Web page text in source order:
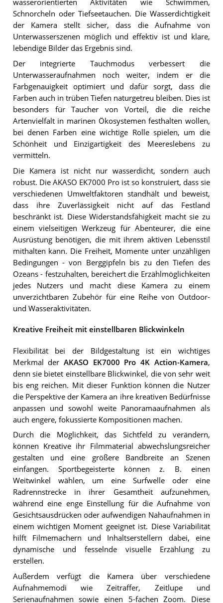
wasserorientierten Aktivitäten wie Schwimmen,
Schnorcheln oder Tiefseetauchen. Die Wasserdichtigkeit
der Kamera stellt sicher, dass die Aufnahme von
Unterwasserszenen möglich und effektiv ist und klare,
lebendige Bilder das Ergebnis sind.
Der integrierte Tauchmodus verbessert die
Unterwasseraufnahmen noch weiter, indem er die
Farbgenauigkeit optimiert und dafür sorgt, dass die
Farben auch in trüben Tiefen naturgetreu bleiben. Dies ist
besonders für Taucher von Vorteil, die die reiche
Artenvielfalt in marinen Ökosystemen festhalten wollen,
bei denen Farben eine wichtige Rolle spielen, um die
Schönheit und Einzigartigkeit des Meereslebens zu
vermitteln.
Die Kamera ist nicht nur wasserdicht, sondern auch
robust. Die AKASO EK7000 Pro ist so konstruiert, dass sie
verschiedenen Umweltfaktoren standhält und beweist,
dass ihre Zuverlässigkeit nicht auf das Festland
beschränkt ist. Diese Widerstandsfähigkeit macht sie zu
einem vielseitigen Werkzeug für Abenteurer, die eine
Ausrüstung benötigen, die mit ihrem aktiven Lebensstil
mithalten kann. Die Freiheit, Momente unter unzähligen
Bedingungen - von Berggipfeln bis zu den Tiefen des
Ozeans - festzuhalten, bereichert die Erzählmöglichkeiten
jedes Nutzers und macht diese Kamera zu einem
unverzichtbaren Zubehör für eine Reihe von Outdoor-
und Wasseraktivitäten.
Kreative Freiheit mit einstellbaren Blickwinkeln
Flexibilität bei der Bildgestaltung ist ein wichtiges
Merkmal derAKASO EK7000 Pro 4K Action-Kamera,
denn sie bietet einstellbare Blickwinkel, die von sehr weit
bis eng reichen. Mit dieser Funktion können die Nutzer
die Perspektive der Kamera an ihre kreativen Bedürfnisse
anpassen und sowohl weite Panoramaaufnahmen als
auch engere, fokussierte Kompositionen machen.
Durch die Möglichkeit, das Sichtfeld zu verändern,
können Kreative ihr Filmmaterial abwechslungsreicher
gestalten und eine größere Bandbreite an Szenen
einfangen. Sportbegeisterte können z. B. einen
Weitwinkel wählen, um eine Surfwelle oder eine
Radrennstrecke in ihrer Gesamtheit aufzunehmen,
während eine enge Einstellung für die Aufnahme von
Gesichtsausdrücken oder aufwendigen Nahaufnahmen in
einem wichtigen Moment geeignet ist. Diese Variabilität
hilft Filmemachern und Inhaltserstellern dabei, eine
dynamische und fesselnde visuelle Erzählung zu
erstellen.
Außerdem verfügt die Kamera über verschiedene
Aufnahmemodi wie Zeitraffer, Zeitlupe und
Serienaufnahmen sowie einen 5-fachen Zoom. Diese